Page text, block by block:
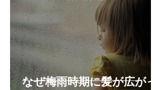
なぜ梅雨時期に髪が広がっ